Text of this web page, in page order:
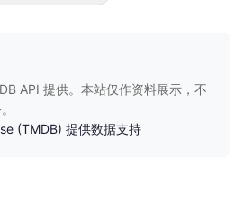
API 提供。本站仅作资料展示，不
(TMDB) 提供数据支持